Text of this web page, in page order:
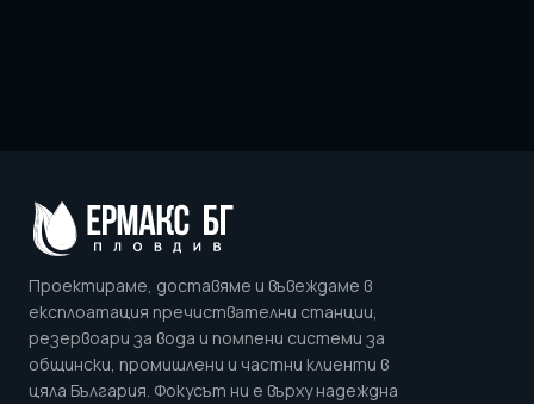
Проектираме, доставяме и въвеждаме в
експлоатация пречиствателни станции,
резервоари за вода и помпени системи за
общински, промишлени и частни клиенти в
цяла България. Фокусът ни е върху надеждна